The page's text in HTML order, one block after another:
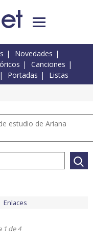
Novedades
Canciones
Portadas Listas
estudio de Ariana
Enlaces
1 de 4